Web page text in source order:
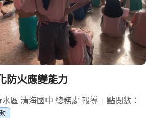
防火應變能力
水區 清海國中 總務處 報導
點閱數：